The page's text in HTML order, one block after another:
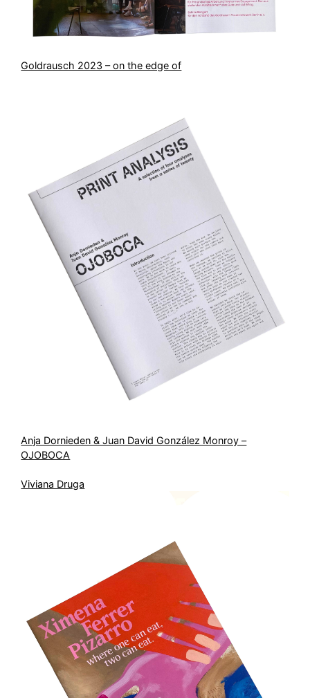
Goldrausch 2023 – on the edge of
Anja Dornieden & Juan David González Monroy –
OJOBOCA
Viviana Druga